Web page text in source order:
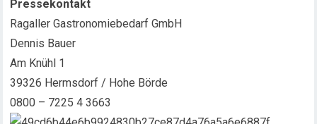
Pressekontakt
Ragaller Gastronomiebedarf GmbH
Dennis Bauer
Am Knühl 1
39326 Hermsdorf / Hohe Börde
0800 – 7225 4 3663